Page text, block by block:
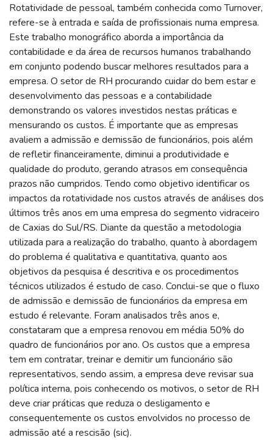
Rotatividade de pessoal, também conhecida como Turnover,
refere-se à entrada e saída de profissionais numa empresa.
Este trabalho monográfico aborda a importância da
contabilidade e da área de recursos humanos trabalhando
em conjunto podendo buscar melhores resultados para a
empresa. O setor de RH procurando cuidar do bem estar e
desenvolvimento das pessoas e a contabilidade
demonstrando os valores investidos nestas práticas e
mensurando os custos. É importante que as empresas
avaliem a admissão e demissão de funcionários, pois além
de refletir financeiramente, diminui a produtividade e
qualidade do produto, gerando atrasos em consequência
prazos não cumpridos. Tendo como objetivo identificar os
impactos da rotatividade nos custos através de análises dos
últimos três anos em uma empresa do segmento vidraceiro
de Caxias do Sul/RS. Diante da questão a metodologia
utilizada para a realização do trabalho, quanto à abordagem
do problema é qualitativa e quantitativa, quanto aos
objetivos da pesquisa é descritiva e os procedimentos
técnicos utilizados é estudo de caso. Conclui-se que o fluxo
de admissão e demissão de funcionários da empresa em
estudo é relevante. Foram analisados três anos e,
constataram que a empresa renovou em média 50% do
quadro de funcionários por ano. Os custos que a empresa
tem em contratar, treinar e demitir um funcionário são
representativos, sendo assim, a empresa deve revisar sua
política interna, pois conhecendo os motivos, o setor de RH
deve criar práticas que reduza o desligamento e
consequentemente os custos envolvidos no processo de
admissão até a rescisão (sic).